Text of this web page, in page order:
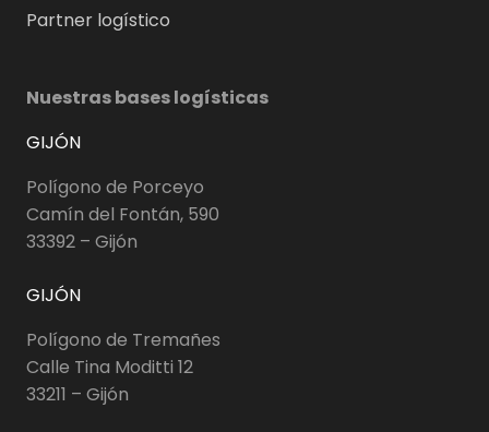
Partner logístico
Nuestras bases logísticas
GIJÓN
Polígono de Porceyo
Camín del Fontán, 590
33392 – Gijón
GIJÓN
Polígono de Tremañes
Calle Tina Moditti 12
33211 – Gijón